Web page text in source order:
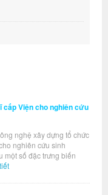
cấp Viện cho nghiên cứu
nghệ xây dựng tổ chức
nghiên cứu sinh
một số đặc trưng biến